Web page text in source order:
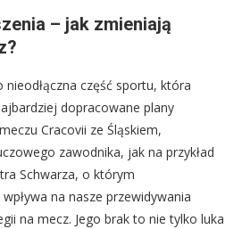
– jak zmieniają
część sportu, która
dopracowane plany
Cracovii ze Śląskiem,
zawodnika, jak na przykład
Schwarza, o którym
na nasze przewidywania
na mecz. Jego brak to nie tylko luka